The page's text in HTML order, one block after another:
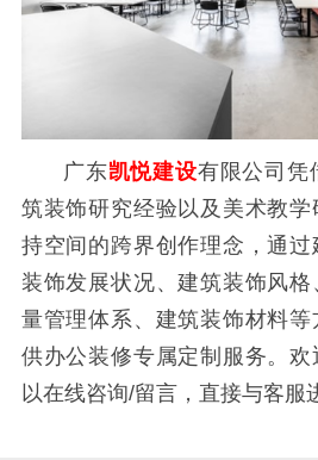
广东凯悦建设有限公司凭
筑装饰研究经验以及美术教
持空间的跨界创作理念，通
装饰发展状况、建筑装饰风
量管理体系、建筑装饰材料
供办公装修专属定制服务。
以在线咨询/留言，直接与客服